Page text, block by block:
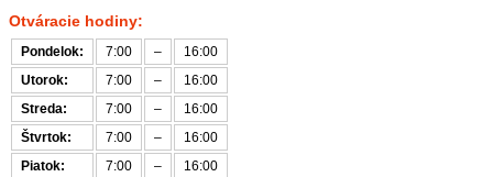
Otváracie hodiny:
Pondelok: 7:00 –
16:00
Utorok:
7:00 –
16:00
Streda:
7:00 –
16:00
Štvrtok:
7:00 –
16:00
Piatok:
7:00 –
16:00